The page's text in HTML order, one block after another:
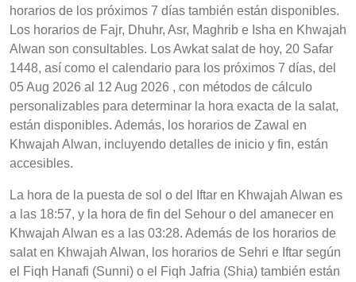
horarios de los próximos 7 días también están disponibles.
Los horarios de Fajr, Dhuhr, Asr, Maghrib e Isha en Khwajah
Alwan son consultables. Los Awkat salat de hoy, 20 Safar
1448, así como el calendario para los próximos 7 días, del
05 Aug 2026 al 12 Aug 2026 , con métodos de cálculo
personalizables para determinar la hora exacta de la salat,
están disponibles. Además, los horarios de Zawal en
Khwajah Alwan, incluyendo detalles de inicio y fin, están
accesibles.
La hora de la puesta de sol o del Iftar en Khwajah Alwan es
a las 18:57, y la hora de fin del Sehour o del amanecer en
Khwajah Alwan es a las 03:28. Además de los horarios de
salat en Khwajah Alwan, los horarios de Sehri e Iftar según
el Fiqh Hanafi (Sunni) o el Fiqh Jafria (Shia) también están